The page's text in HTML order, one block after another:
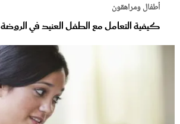
أطفال ومراهقون
كيفية التعامل مع الطفل العنيد في الروضة